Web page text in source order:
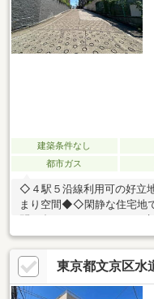
建築条件なし
都市ガス
◇４駅５沿線利用可の好立
まり空間◆◇閑静な住宅地
問い合わせはアドキャスト
においての住宅ローンシミ
後１０～２０年後のライフ
イフプランシミュレーショ
本物件に関する独自の物件
東京都文京区水